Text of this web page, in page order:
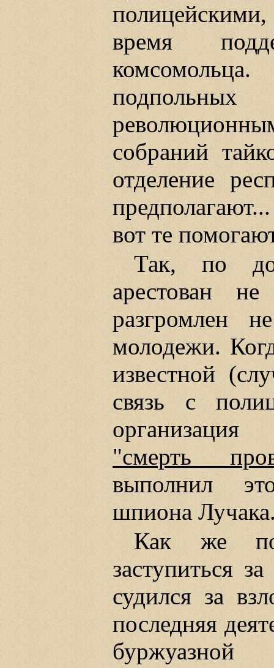
время
подпольных
собраний
отделение
вот те
Так, по
арестован
разгромлен
молодежи.
известной
связь с
"смерть
выполнил
шпиона
Как же
заступиться
судился за
последняя